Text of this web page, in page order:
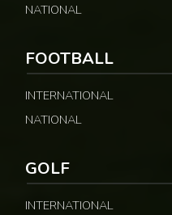
NATIONAL
FOOTBALL
INTERNATIONAL
NATIONAL
GOLF
INTERNATIONAL